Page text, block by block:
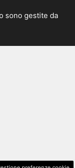
sono gestite da